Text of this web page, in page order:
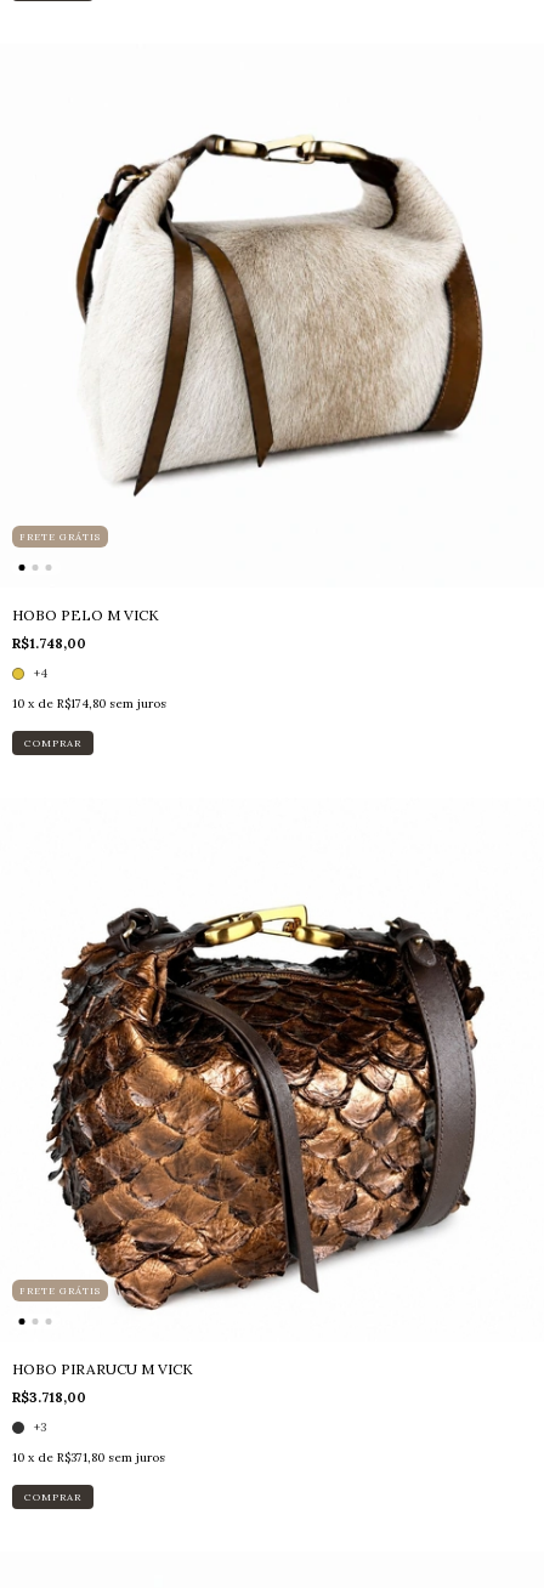
FRETE GRÁTIS
HOBO PELO M VICK
R$1.748,00
+4
10 x de R$174,80 sem juros
COMPRAR
FRETE GRÁTIS
HOBO PIRARUCU M VICK
R$3.718,00
+3
10 x de R$371,80 sem juros
COMPRAR